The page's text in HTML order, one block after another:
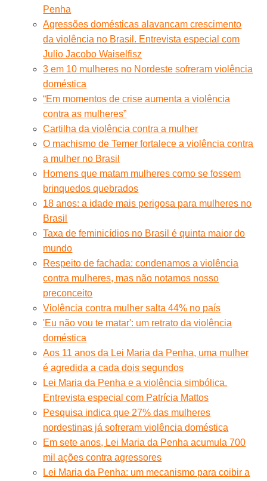
Penha
Agressões domésticas alavancam crescimento
da violência no Brasil. Entrevista especial com
Julio Jacobo Waiselfisz
3 em 10 mulheres no Nordeste sofreram violência
doméstica
“Em momentos de crise aumenta a violência
contra as mulheres”
Cartilha da violência contra a mulher
O machismo de Temer fortalece a violência contra
a mulher no Brasil
Homens que matam mulheres como se fossem
brinquedos quebrados
18 anos: a idade mais perigosa para mulheres no
Brasil
Taxa de feminicídios no Brasil é quinta maior do
mundo
Respeito de fachada: condenamos a violência
contra mulheres, mas não notamos nosso
preconceito
Violência contra mulher salta 44% no país
'Eu não vou te matar': um retrato da violência
doméstica
Aos 11 anos da Lei Maria da Penha, uma mulher
é agredida a cada dois segundos
Lei Maria da Penha e a violência simbólica.
Entrevista especial com Patrícia Mattos
Pesquisa indica que 27% das mulheres
nordestinas já sofreram violência doméstica
Em sete anos, Lei Maria da Penha acumula 700
mil ações contra agressores
Lei Maria da Penha: um mecanismo para coibir a